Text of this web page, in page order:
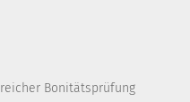
Bonitätsprüfung